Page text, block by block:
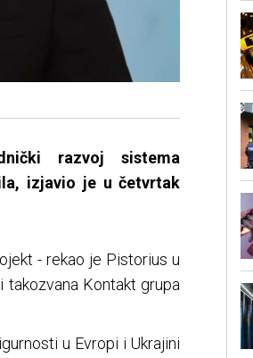
razvoj sistema
izjavio je u četvrtak
- rekao je Pistorius u
takozvana Kontakt grupa
u Evropi i Ukrajini